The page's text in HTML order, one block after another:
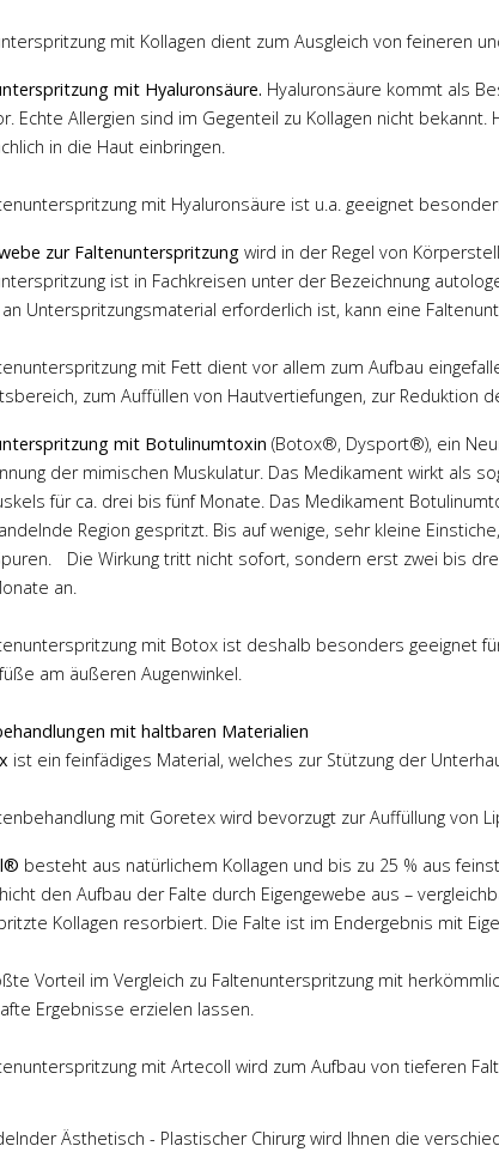
Engel
Beratung
sehr gut
und umsorgt
Team waren
Dr. Engel hat
Arbeit geleistet
Zeit nach der
Rückfragen per
geduldig
empathischer
habe!
Prof. Dr.
Reichenberger
Nach starker
Gewichtsabnahme war von
Es war kaum Brustgewebe
vorhanden und meine Brust
bestand nur noch aus leeren
Hauthüllen. Harte Worte, aber
es war so. Prof. Dr. med.
Brust geschenkt. Nie hätte ich
meine Brust als so schön zu
empfinden!
Mehr
mit Kollagen dient zum Ausgleich von feineren
mit Hyaluronsäure. Hyaluronsäure kommt als
Echte Allergien sind im Gegenteil zu Kollagen nicht
in die Haut einbringen.
mit Hyaluronsäure ist u.a. geeignet
zur Faltenunterspritzung wird in der Regel von
ist in Fachkreisen unter der Bezeichnung
Unterspritzungsmaterial erforderlich ist, kann eine
mit Fett dient vor allem zum Aufbau
zum Auffüllen von Hautvertiefungen, zur Reduktion
mit Botulinumtoxin (Botox®, Dysport®), ein
der mimischen Muskulatur. Das Medikament wirkt als
für ca. drei bis fünf Monate. Das Medikament
Region gespritzt. Bis auf wenige, sehr kleine
Die Wirkung tritt nicht sofort, sondern erst zwei bis
an.
mit Botox ist deshalb besonders geeignet
am äußeren Augenwinkel.
mit haltbaren Materialien
ist ein feinfädiges Material, welches zur Stützung der
mit Goretex wird bevorzugt zur Auffüllung von
besteht aus natürlichem Kollagen und bis zu 25 % aus
den Aufbau der Falte durch Eigengewebe aus –
Kollagen resorbiert. Die Falte ist im Endergebnis mit
Vorteil im Vergleich zu Faltenunterspritzung mit
Ergebnisse erzielen lassen.
mit Artecoll wird zum Aufbau von tieferen
Ästhetisch - Plastischer Chirurg wird Ihnen die